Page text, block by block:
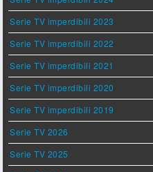
Serie TV imperdibili 2023
Serie TV imperdibili 2022
Serie TV imperdibili 2021
Serie TV imperdibili 2020
Serie TV imperdibili 2019
Serie TV 2026
Serie TV 2025